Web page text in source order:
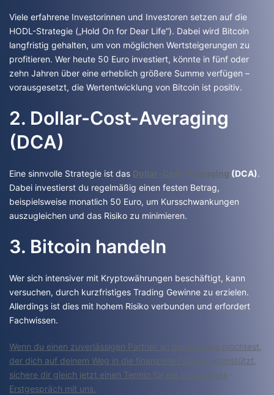
Viele erfahrene Investorinnen und Investoren setzen auf die
HODL-Strategie („Hold On for Dear Life“). Dabei wird Bitcoin
langfristig gehalten, um von möglichen Wertsteigerungen zu
profitieren. Wer heute 50 Euro investiert, könnte in fünf oder
zehn Jahren über eine erheblich größere Summe verfügen –
vorausgesetzt, die Wertentwicklung von Bitcoin ist positiv.
2. Dollar-Cost-Averaging
(DCA)
Eine sinnvolle Strategie ist das Dollar-Cost-Averaging (DCA).
Dabei investierst du regelmäßig einen festen Betrag,
beispielsweise monatlich 50 Euro, um Kursschwankungen
auszugleichen und das Risiko zu minimieren.
3. Bitcoin handeln
Wer sich intensiver mit Kryptowährungen beschäftigt, kann
versuchen, durch kurzfristiges Trading Gewinne zu erzielen.
Allerdings ist dies mit hohem Risiko verbunden und erfordert
Fachwissen.
Wenn du einen zuverlässigen Partner an deiner Seite möchtest,
der dich auf deinem Weg in die finanzielle Freiheit unterstützt,
sichere dir gleich jetzt einen Termin für ein kostenloses
Erstgespräch mit uns.